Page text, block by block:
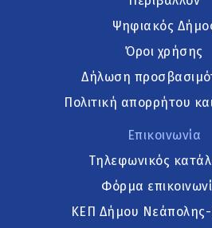
Ψηφιακός
Όροι χρήσης
Δήλωση
Πολιτική απορρήτου
Επικοινωνία
Τηλεφωνικός
Φόρμα
ΚΕΠ Δήμου